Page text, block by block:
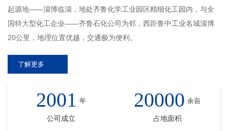
起源地——淄博临淄，地处齐鲁化学工业园区精细化工园内，与全
国特大型化工企业——齐鲁石化公司为邻，西距鲁中工业名城淄博
20公里，地理位置优越，交通极为便利。
了解更多
2001 年
公司成立
20000 余亩
占地面积